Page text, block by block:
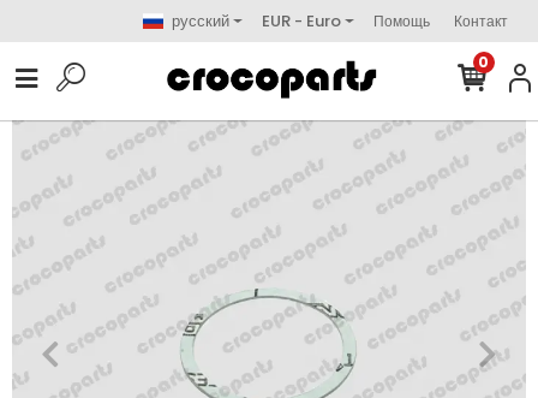
русский EUR - Euro Помощь Контакт
0